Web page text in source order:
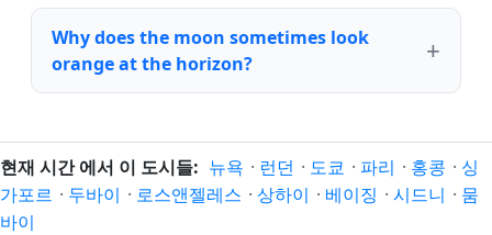
Why does the moon sometimes look
orange at the horizon?
현재 시간 에서 이 도시들: 뉴욕 · 런던 · 도쿄 · 파리 · 홍콩 · 싱
가포르 · 두바이 · 로스앤젤레스 · 상하이 · 베이징 · 시드니 · 뭄
바이